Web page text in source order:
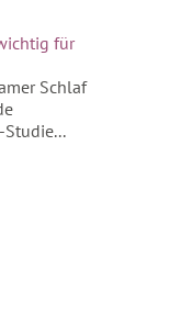
für
Schlaf
Studie...